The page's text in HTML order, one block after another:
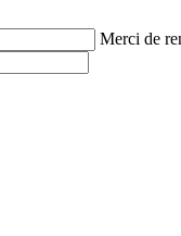
Merci de